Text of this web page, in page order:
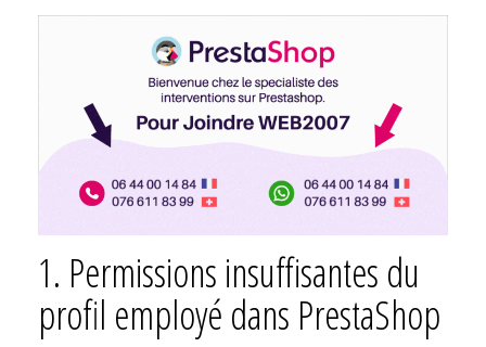
1. Permissions insuffisantes du
profil employé dans PrestaShop